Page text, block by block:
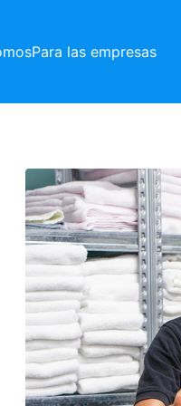
Para las empresas